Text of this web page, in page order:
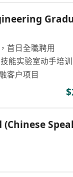
首日全職聘用
能实验室动手培训
客户项目
(Chinese